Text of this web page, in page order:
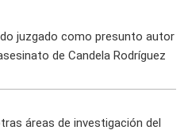
juzgado como presunto autor
de Candela Rodríguez
áreas de investigación del